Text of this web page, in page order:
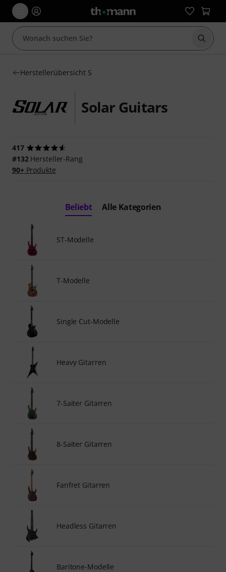
Suche
Herstellerübersicht S
Solar Guitars
417
#132Hersteller-Rang
90+Produkte
Beliebt Alle Kategorien
ST-Modelle
T-Modelle
Single Cut-Modelle
Heavy Gitarren
7-Saiter Gitarren
8-Saiter Gitarren
Fanfret Gitarren
Headless Gitarren
Baritone-Modelle